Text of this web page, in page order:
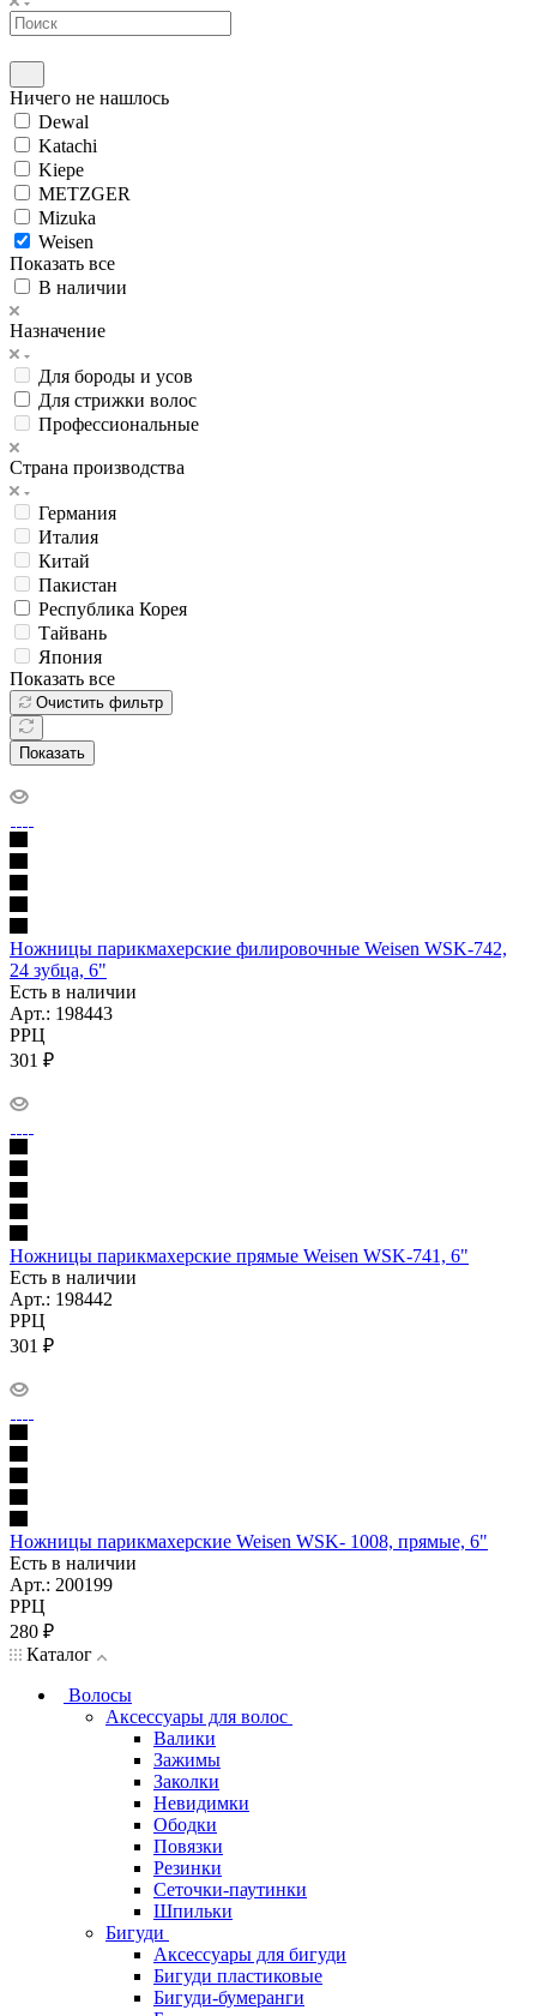
Ничего не нашлось
Dewal
Katachi
Kiepe
METZGER
Mizuka
Weisen
Показать все
В наличии
Назначение
Для бороды и усов
Для стрижки волос
Профессиональные
Страна производства
Германия
Италия
Китай
Пакистан
Республика Корея
Тайвань
Япония
Показать все
Очистить фильтр
Показать
Ножницы парикмахерские филировочные Weisen WSK-742,
24 зубца, 6"
Есть в наличии
Арт.: 198443
РРЦ
301 ₽
Ножницы парикмахерские прямые Weisen WSK-741, 6"
Есть в наличии
Арт.: 198442
РРЦ
301 ₽
Ножницы парикмахерские Weisen WSK- 1008, прямые, 6"
Есть в наличии
Арт.: 200199
РРЦ
280 ₽
Каталог
Волосы
Аксессуары для волос
Валики
Зажимы
Заколки
Невидимки
Ободки
Повязки
Резинки
Сеточки-паутинки
Шпильки
Бигуди
Аксессуары для бигуди
Бигуди пластиковые
Бигуди-бумеранги